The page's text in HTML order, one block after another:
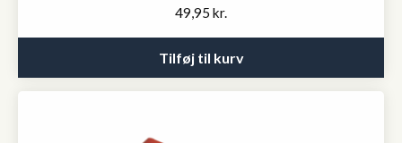
49,95 kr.
Tilføj til kurv